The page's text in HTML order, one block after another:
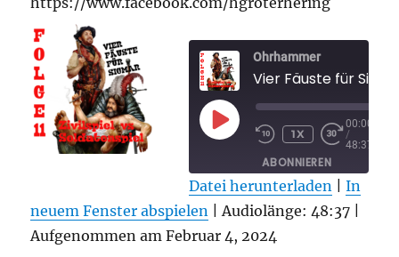
Ohrhammer
PLAY
EPISODE1X
00:00
/
48:37
ABONNIEREN
TEILEN
RSS FEED
TEILEN
LINK
Datei herunterladen |In
neuem Fenster abspielen |Audiolänge: 48:37
Aufgenommen am Februar 4, 2024